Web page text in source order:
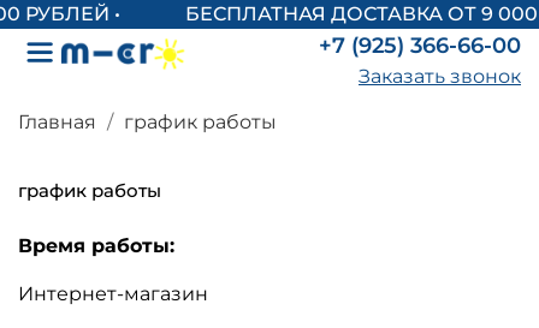
БЕСПЛАТНАЯ ДОСТАВКА ОТ 9 000
+7 (925) 366-66-00
Заказать звонок
Главная
график работы
график работы
Время работы:
Интернет-магазин